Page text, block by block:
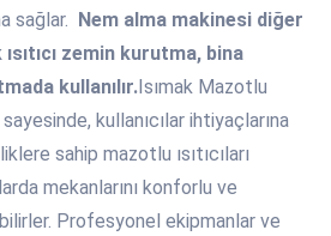
sağlar.
Nem alma makinesi diğer
zemin kurutma, bina
kullanılır. Isımak Mazotlu
kullanıcılar ihtiyaçlarına
sahip mazotlu ısıtıcıları
mekanlarını konforlu ve
Profesyonel ekipmanlar ve